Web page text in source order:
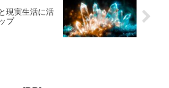
現実生活に活
プ